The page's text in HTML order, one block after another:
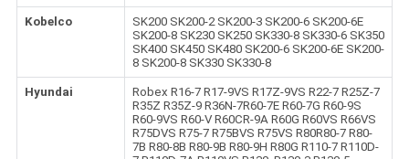
Kobelco
SK200 SK200-2 SK200-3 SK200-6 SK200-6E
SK200-8 SK230 SK250 SK330-8 SK330-6 SK350
SK400 SK450 SK480 SK200-6 SK200-6E SK200-
8 SK200-8 SK330 SK330-8
Hyundai
Robex R16-7 R17-9VS R17Z-9VS R22-7 R25Z-7
R35Z R35Z-9 R36N-7R60-7E R60-7G R60-9S
R60-9VS R60-V R60CR-9A R60G R60VS R66VS
R75DVS R75-7 R75BVS R75VS R80R80-7 R80-
7B R80-8B R80-9B R80-9H R80G R110-7 R110D-